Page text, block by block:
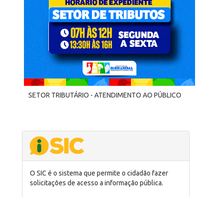
SETOR TRIBUTÁRIO - ATENDIMENTO AO PÚBLICO
O SIC é o sistema que permite o cidadão fazer
solicitações de acesso a informação pública.